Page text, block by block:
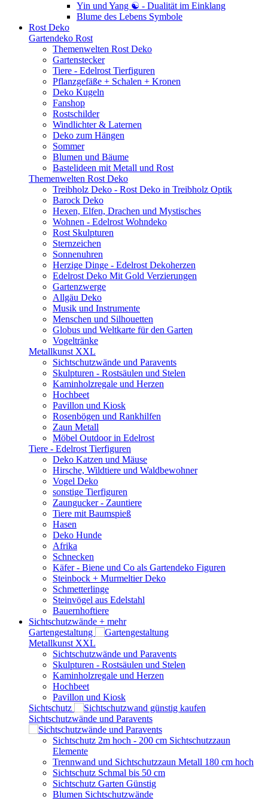
Yin und Yang ☯ - Dualität im Einklang
Blume des Lebens Symbole
Rost Deko
Gartendeko Rost
Themenwelten Rost Deko
Gartenstecker
Tiere - Edelrost Tierfiguren
Pflanzgefäße + Schalen + Kronen
Deko Kugeln
Fanshop
Rostschilder
Windlichter & Laternen
Deko zum Hängen
Sommer
Blumen und Bäume
Bastelideen mit Metall und Rost
Themenwelten Rost Deko
Treibholz Deko - Rost Deko in Treibholz Optik
Barock Deko
Hexen, Elfen, Drachen und Mystisches
Wohnen - Edelrost Wohndeko
Rost Skulpturen
Sternzeichen
Sonnenuhren
Herzige Dinge - Edelrost Dekoherzen
Edelrost Deko Mit Gold Verzierungen
Gartenzwerge
Allgäu Deko
Musik und Instrumente
Menschen und Silhouetten
Globus und Weltkarte für den Garten
Vogeltränke
Metallkunst XXL
Sichtschutzwände und Paravents
Skulpturen - Rostsäulen und Stelen
Kaminholzregale und Herzen
Hochbeet
Pavillon und Kiosk
Rosenbögen und Rankhilfen
Zaun Metall
Möbel Outdoor in Edelrost
Tiere - Edelrost Tierfiguren
Deko Katzen und Mäuse
Hirsche, Wildtiere und Waldbewohner
Vogel Deko
sonstige Tierfiguren
Zaungucker - Zauntiere
Tiere mit Baumspieß
Hasen
Deko Hunde
Afrika
Schnecken
Käfer - Biene und Co als Gartendeko Figuren
Steinbock + Murmeltier Deko
Schmetterlinge
Steinvögel aus Edelstahl
Bauernhoftiere
Sichtschutzwände + mehr
Gartengestaltung
Metallkunst XXL
Sichtschutzwände und Paravents
Skulpturen - Rostsäulen und Stelen
Kaminholzregale und Herzen
Hochbeet
Pavillon und Kiosk
Sichtschutz
Sichtschutzwände und Paravents
Sichtschutz 2m hoch - 200 cm Sichtschutzzaun
Elemente
Trennwand und Sichtschutzzaun Metall 180 cm hoch
Sichtschutz Schmal bis 50 cm
Sichtschutz Garten Günstig
Blumen Sichtschutzwände